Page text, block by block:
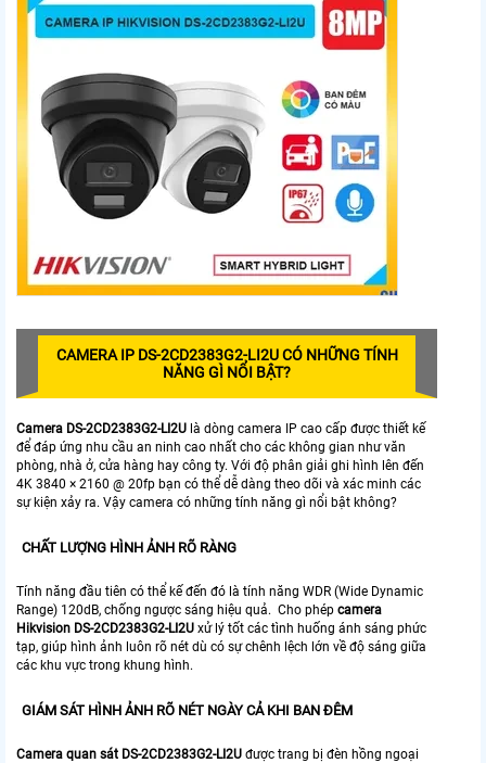
CAMERA IP DS-2CD2383G2-LI2U CÓ NHỮNG TÍNH
NĂNG GÌ NỔI BẬT?
Camera DS-2CD2383G2-LI2U là dòng camera IP cao cấp được thiết kế
để đáp ứng nhu cầu an ninh cao nhất cho các không gian như văn
phòng, nhà ở, cửa hàng hay công ty. Với độ phân giải ghi hình lên đến
4K 3840 × 2160 @ 20fp bạn có thể dễ dàng theo dõi và xác minh các
sự kiện xảy ra. Vậy camera có những tính năng gì nổi bật không?
CHẤT LƯỢNG HÌNH ẢNH RÕ RÀNG
Tính năng đầu tiên có thể kế đến đó là tính năng WDR (Wide Dynamic
Range) 120dB, chống ngược sáng hiệu quả. Cho phép camera
Hikvision DS-2CD2383G2-LI2U xử lý tốt các tình huống ánh sáng phức
tạp, giúp hình ảnh luôn rõ nét dù có sự chênh lệch lớn về độ sáng giữa
các khu vực trong khung hình.
GIÁM SÁT HÌNH ẢNH RÕ NÉT NGÀY CẢ KHI BAN ĐÊM
Camera quan sát DS-2CD2383G2-LI2U được trang bị đèn hồng ngoại